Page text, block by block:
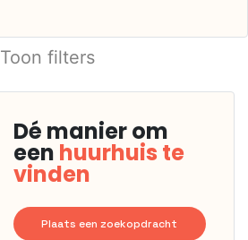
Toon filters
Dé manier om
een huurhuis te
vinden
Plaats een zoekopdracht